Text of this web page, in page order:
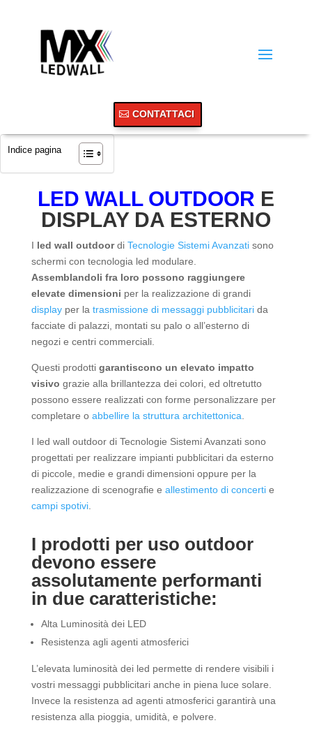
CONTATTACI
Indice pagina
LED WALL OUTDOOR E
DISPLAY DA ESTERNO
I led wall outdoordi Tecnologie Sistemi Avanzatisono
schermi con tecnologia led modulare.
Assemblandoli fra loro possono raggiungere
elevate dimensioni per la realizzazione di grandi
displayper la trasmissione di messaggi pubblicitarida
facciate di palazzi, montati su palo o all’esterno di
negozi e centri commerciali.
Questi prodotti garantiscono un elevato impatto
visivo grazie alla brillantezza dei colori, ed oltretutto
possono essere realizzati con forme personalizzare per
completare o abbellire la struttura architettonica
I led wall outdoor di Tecnologie Sistemi Avanzati sono
progettati per realizzare impianti pubblicitari da esterno
di piccole, medie e grandi dimensioni oppure per la
realizzazione di scenografie e allestimento di concertie
campi spotivi.
I prodotti per uso outdoor
devono essere
assolutamente performanti
in due caratteristiche:
Alta Luminosità dei LED
Resistenza agli agenti atmosferici
L’elevata luminosità dei led permette di rendere visibili i
vostri messaggi pubblicitari anche in piena luce solare.
Invece la resistenza ad agenti atmosferici garantirà una
resistenza alla pioggia, umidità, e polvere.